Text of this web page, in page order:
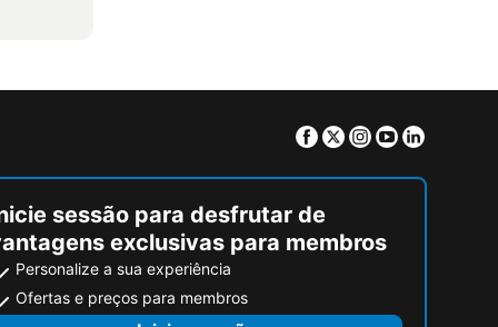
Facebook
TwitterInstagram
Youtube
sessão para desfrutar de
exclusivas para membros
Personalize a sua experiência
Ofertas e preços para membros